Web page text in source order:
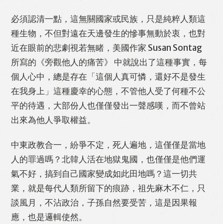
必須認清一點，這無關國家或民族，只是純粹人類這
種生物，不但對遠在天邊發生的慘事無動於衷，也對
近在眼前的悲劇視若無睹，美國作家 Susan Sontag
所寫的《旁觀他人的痛苦》 中就說出了這種事實，每
個人心中，總是存在「這個人真可憐，還好不是發生
在我身上」這種慶幸的心態，不管他人受了何種不公
平的待遇，大部份人也僅僅發出一聲感嘆，而不曾站
出來為他人爭取權益。
中東政教合一，紛爭不定，死人遍地，這僅僅是當地
人的罪過嗎？北韓人活在地獄鬼國，也僅僅是他們運
氣不好，搞到自己國家變成如此田地嗎？這一切共
業，就是每代人類所留下的痕跡，祖先麻木不仁，只
談風月，不沾政治，子孫自然要受苦，這是因果報
應，也是邏輯使然。